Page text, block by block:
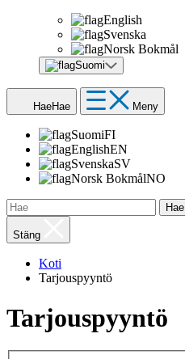
English
Svenska
Norsk Bokmål
Suomi
HaeHae Meny
SuomiFI
EnglishEN
SvenskaSV
Norsk BokmålNO
Hae
Stäng
Koti
Tarjouspyyntö
Tarjouspyyntö